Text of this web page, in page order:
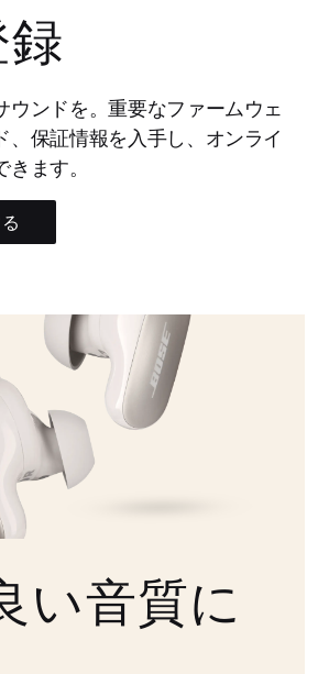
ウンドを。重要なファームウェ
、保証情報を入手し、オンライ
ます。
い音質に